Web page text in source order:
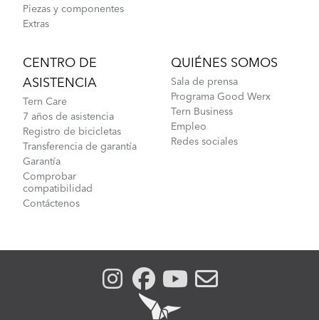
Piezas y componentes
Extras
CENTRO DE
ASISTENCIA
Tern Care
7 años de asistencia
Registro de bicicletas
Transferencia de garantía
Garantía
Comprobar
compatibilidad
Contáctenos
QUIÉNES SOMOS
Sala de prensa
Programa Good Werx
Tern Business
Empleo
Redes sociales